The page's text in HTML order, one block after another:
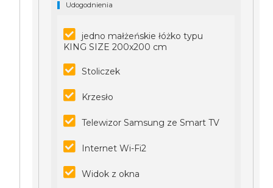
Udogodnienia
jedno małżeńskie łóżko typu
KING SIZE 200x200 cm
Stoliczek
Krzesło
Telewizor Samsung ze Smart TV
Internet Wi-Fi2
Widok z okna